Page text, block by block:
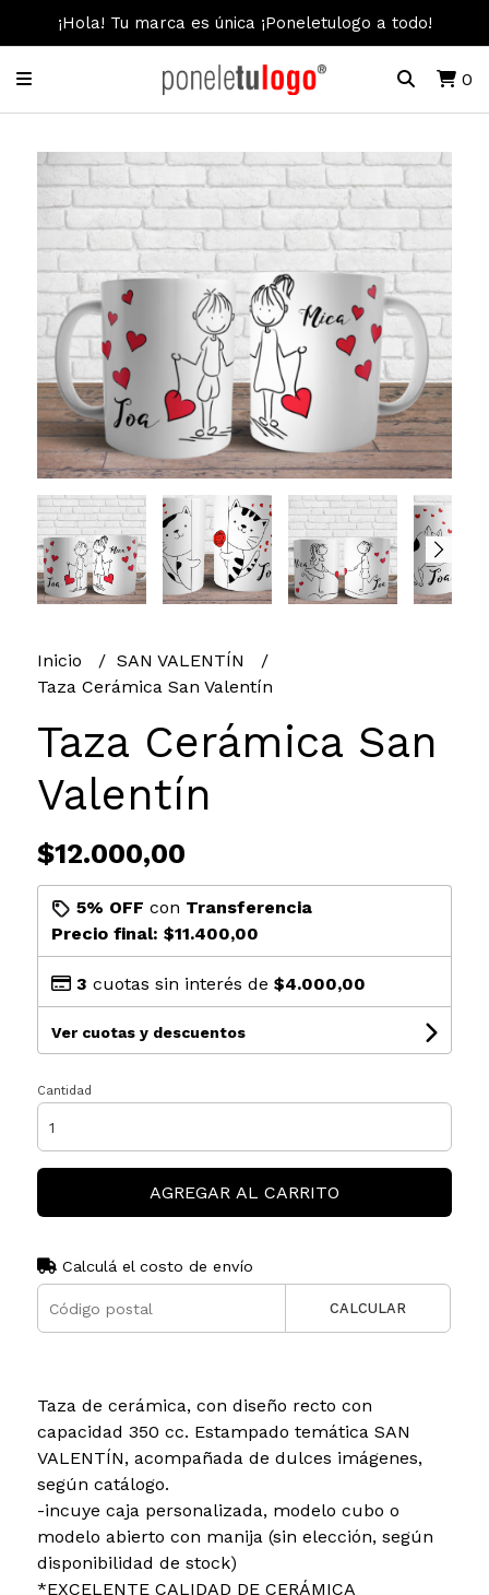
¡Hola! Tu marca es única ¡Poneletulogo a todo!
0
Inicio
SAN VALENTÍN
Taza Cerámica San Valentín
Taza Cerámica San
Valentín
$12.000,00
5% OFF con Transferencia
Precio final: $11.400,00
3 cuotas sin interés de $4.000,00
Ver cuotas y descuentos
Cantidad
AGREGAR AL CARRITO
Calculá el costo de envío
CALCULAR
Taza de cerámica, con diseño recto con
capacidad 350 cc. Estampado temática SAN
VALENTÍN, acompañada de dulces imágenes,
según catálogo.
-incuye caja personalizada, modelo cubo o
modelo abierto con manija (sin elección, según
disponibilidad de stock)
*EXCELENTE CALIDAD DE CERÁMICA